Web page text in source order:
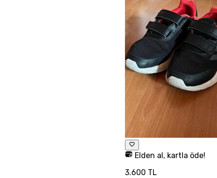
Elden al, kartla öde!
3.600 TL